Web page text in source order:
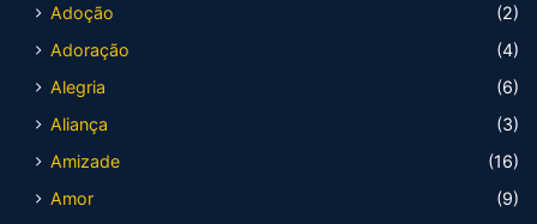
Adoção
(2)
Adoração
(4)
Alegria
(6)
Aliança
(3)
Amizade
(16)
Amor
(9)